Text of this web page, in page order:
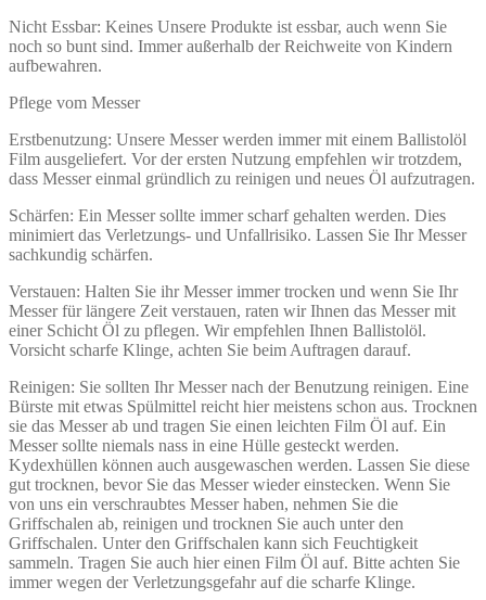
Nicht Essbar: Keines Unsere Produkte ist essbar, auch wenn Sie
noch so bunt sind. Immer außerhalb der Reichweite von Kindern
aufbewahren.
Pflege vom Messer
Erstbenutzung: Unsere Messer werden immer mit einem Ballistolöl
Film ausgeliefert. Vor der ersten Nutzung empfehlen wir trotzdem,
dass Messer einmal gründlich zu reinigen und neues Öl aufzutragen.
Schärfen: Ein Messer sollte immer scharf gehalten werden. Dies
minimiert das Verletzungs- und Unfallrisiko. Lassen Sie Ihr Messer
sachkundig schärfen.
Verstauen: Halten Sie ihr Messer immer trocken und wenn Sie Ihr
Messer für längere Zeit verstauen, raten wir Ihnen das Messer mit
einer Schicht Öl zu pflegen. Wir empfehlen Ihnen Ballistolöl.
Vorsicht scharfe Klinge, achten Sie beim Auftragen darauf.
Reinigen: Sie sollten Ihr Messer nach der Benutzung reinigen. Eine
Bürste mit etwas Spülmittel reicht hier meistens schon aus. Trocknen
sie das Messer ab und tragen Sie einen leichten Film Öl auf. Ein
Messer sollte niemals nass in eine Hülle gesteckt werden.
Kydexhüllen können auch ausgewaschen werden. Lassen Sie diese
gut trocknen, bevor Sie das Messer wieder einstecken. Wenn Sie
von uns ein verschraubtes Messer haben, nehmen Sie die
Griffschalen ab, reinigen und trocknen Sie auch unter den
Griffschalen. Unter den Griffschalen kann sich Feuchtigkeit
sammeln. Tragen Sie auch hier einen Film Öl auf. Bitte achten Sie
immer wegen der Verletzungsgefahr auf die scharfe Klinge.